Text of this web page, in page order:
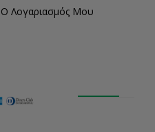
Ο Λογαριασμός Μου